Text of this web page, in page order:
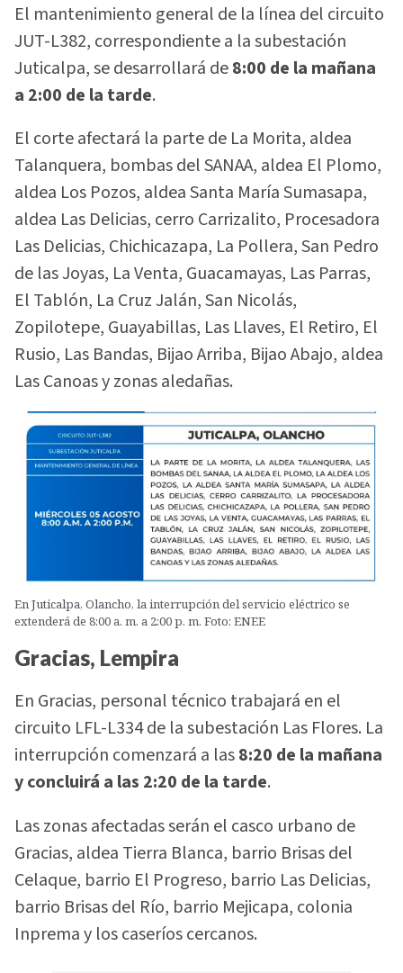
El mantenimiento general de la línea del circuito
JUT-L382, correspondiente a la subestación
Juticalpa, se desarrollará de8:00 de la mañana
a 2:00 de la tarde.
El corte afectará la parte de La Morita, aldea
Talanquera, bombas del SANAA, aldea El Plomo,
aldea Los Pozos, aldea Santa María Sumasapa,
aldea Las Delicias, cerro Carrizalito, Procesadora
Las Delicias, Chichicazapa, La Pollera, San Pedro
de las Joyas, La Venta, Guacamayas, Las Parras,
El Tablón, La Cruz Jalán, San Nicolás,
Zopilotepe, Guayabillas, Las Llaves, El Retiro, El
Rusio, Las Bandas, Bijao Arriba, Bijao Abajo, aldea
Las Canoas y zonas aledañas.
En Juticalpa, Olancho, la interrupción del servicio eléctrico se
extenderá de 8:00 a. m. a 2:00 p. m. Foto: ENEE
Gracias, Lempira
En Gracias, personal técnico trabajará en el
circuito LFL-L334 de la subestación Las Flores. La
interrupción comenzará a las8:20 de la mañana
y concluirá a las 2:20 de la tarde.
Las zonas afectadas serán el casco urbano de
Gracias, aldea Tierra Blanca, barrio Brisas del
Celaque, barrio El Progreso, barrio Las Delicias,
barrio Brisas del Río, barrio Mejicapa, colonia
Inprema y los caseríos cercanos.